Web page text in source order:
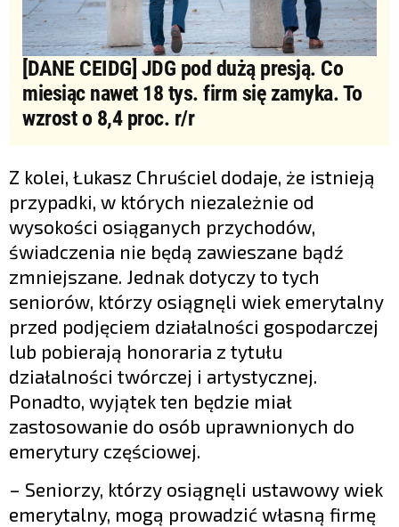
[DANE CEIDG] JDG pod dużą presją. Co
miesiąc nawet 18 tys. firm się zamyka. To
wzrost o 8,4 proc. r/r
Z kolei, Łukasz Chruściel dodaje, że istnieją
przypadki, w których niezależnie od
wysokości osiąganych przychodów,
świadczenia nie będą zawieszane bądź
zmniejszane. Jednak dotyczy to tych
seniorów, którzy osiągnęli wiek emerytalny
przed podjęciem działalności gospodarczej
lub pobierają honoraria z tytułu
działalności twórczej i artystycznej.
Ponadto, wyjątek ten będzie miał
zastosowanie do osób uprawnionych do
emerytury częściowej.
– Seniorzy, którzy osiągnęli ustawowy wiek
emerytalny, mogą prowadzić własną firmę